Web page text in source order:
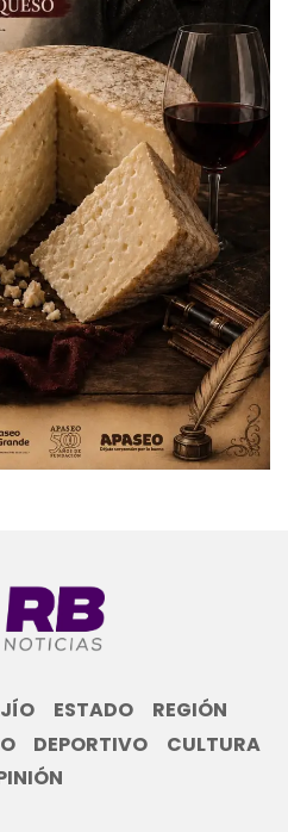
ESTADO
REGIÓN
DEPORTIVO
CULTURA